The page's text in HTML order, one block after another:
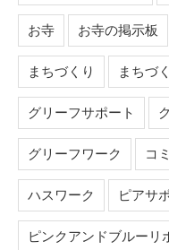
お寺 お寺の掲示板
まちづくり まちづ
グリーフサポート
グリーフワーク コ
ハスワーク ピアサ
ピンクアンドブルーリ